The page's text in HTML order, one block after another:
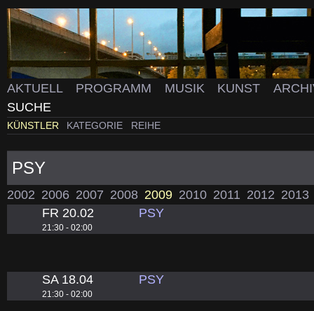
AKTUELL PROGRAMM MUSIK KUNST
SUCHE
KÜNSTLER KATEGORIE REIHE
PSY
2002 2006 2007 2008 2009 2010 2011 2012 2013
FR 20.02
21:30 - 02:00
PSY
SA 18.04
21:30 - 02:00
PSY